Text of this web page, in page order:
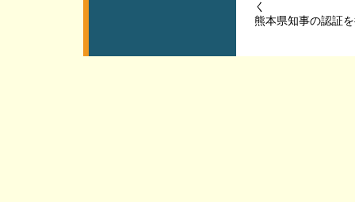
く
熊本県知事の認証